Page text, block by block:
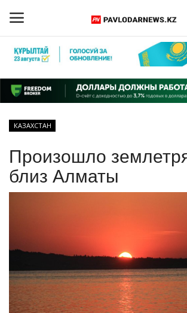
Регистрация
Главная
ПАВЛОДАРСКАЯ ОБЛАСТЬ
СПЕЦПРОЕКТЫ
СПОРТ
КАЗАХСТАН
Произошло
близ Алматы